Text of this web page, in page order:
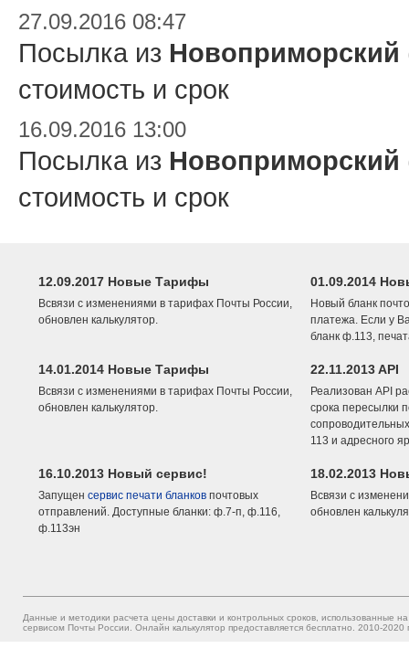
27.09.2016 08:47
Посылка из Новоприморский
стоимость и срок
16.09.2016 13:00
Посылка из Новоприморский
стоимость и срок
12.09.2017 Новые Тарифы
Всвязи с изменениями в тарифах Почты России,
обновлен калькулятор.
01.09.2014
Новый бланк
платежа. Если у
бланк ф.113,
14.01.2014 Новые Тарифы
Всвязи с изменениями в тарифах Почты России,
обновлен калькулятор.
22.11.2013 API
Реализован API
срока пересылки
113 и адресного
16.10.2013 Новый сервис!
Запущен сервис печати бланков почтовых
отправлений. Доступные бланки: ф.7-п, ф.116,
ф.113эн
18.02.2013
Всвязи с
обновлен
Данные и методики расчета цены доставки и контрольных сроков, использованные
сервисом Почты России. Онлайн калькулятор предоставляется бесплатно. 2010-2020